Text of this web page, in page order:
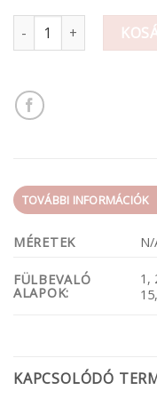
Fülbevaló alapok /
TOVÁBBI INFORMÁCIÓK
MÉRETEK N/
FÜLBEVALÓ
ALAPOK:
1,
KAPCSOLÓDÓ